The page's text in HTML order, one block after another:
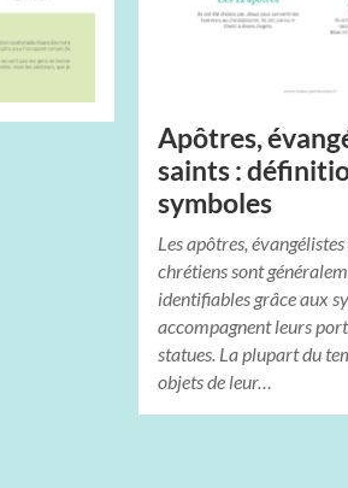
Apôtres,
saints :
symboles
Les apôtres,
chrétiens sont
identifiables grâce aux
accompagnent leurs
statues. La plupart du
objets de leur…